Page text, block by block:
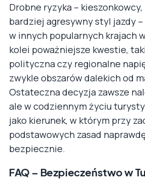
Drobne ryzyka – kieszonkowcy,
bardziej agresywny styl jazdy
w innych popularnych krajach
kolei poważniejsze kwestie,
polityczna czy regionalne
zwykle obszarów dalekich od
Ostateczna decyzja zawsze
ale w codziennym życiu
jako kierunek, w którym przy
podstawowych zasad
bezpiecznie.
FAQ – Bezpieczeństwo w